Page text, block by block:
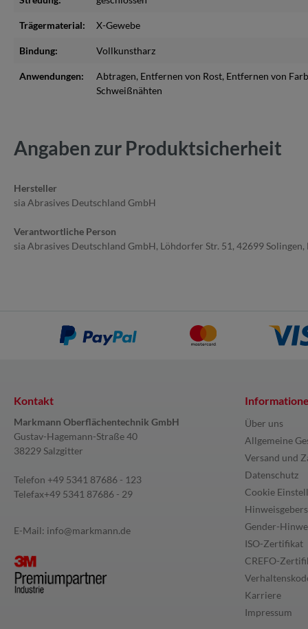
Trägermaterial: X-Gewebe
Bindung: Vollkunstharz
Anwendungen: Abtragen, Entfernen von Rost, Entfernen von
Schweißnähten
Angaben zur Produktsicherheit
Hersteller
sia Abrasives Deutschland GmbH
Verantwortliche Person
sia Abrasives Deutschland GmbH, Löhdorfer Str. 51, 42699 Solingen,
Kontakt
Markmann Oberflächentechnik GmbH
Gustav-Hagemann-Straße 40
38229 Salzgitter
Telefon +49 5341 87686 - 123
Telefax+49 5341 87686 - 29
E-Mail: info@markmann.de
Über uns
Allgemeine
Versand und
Datenschutz
Cookie
Gender-
ISO-Zertifikat
CREFO-
Karriere
Impressum